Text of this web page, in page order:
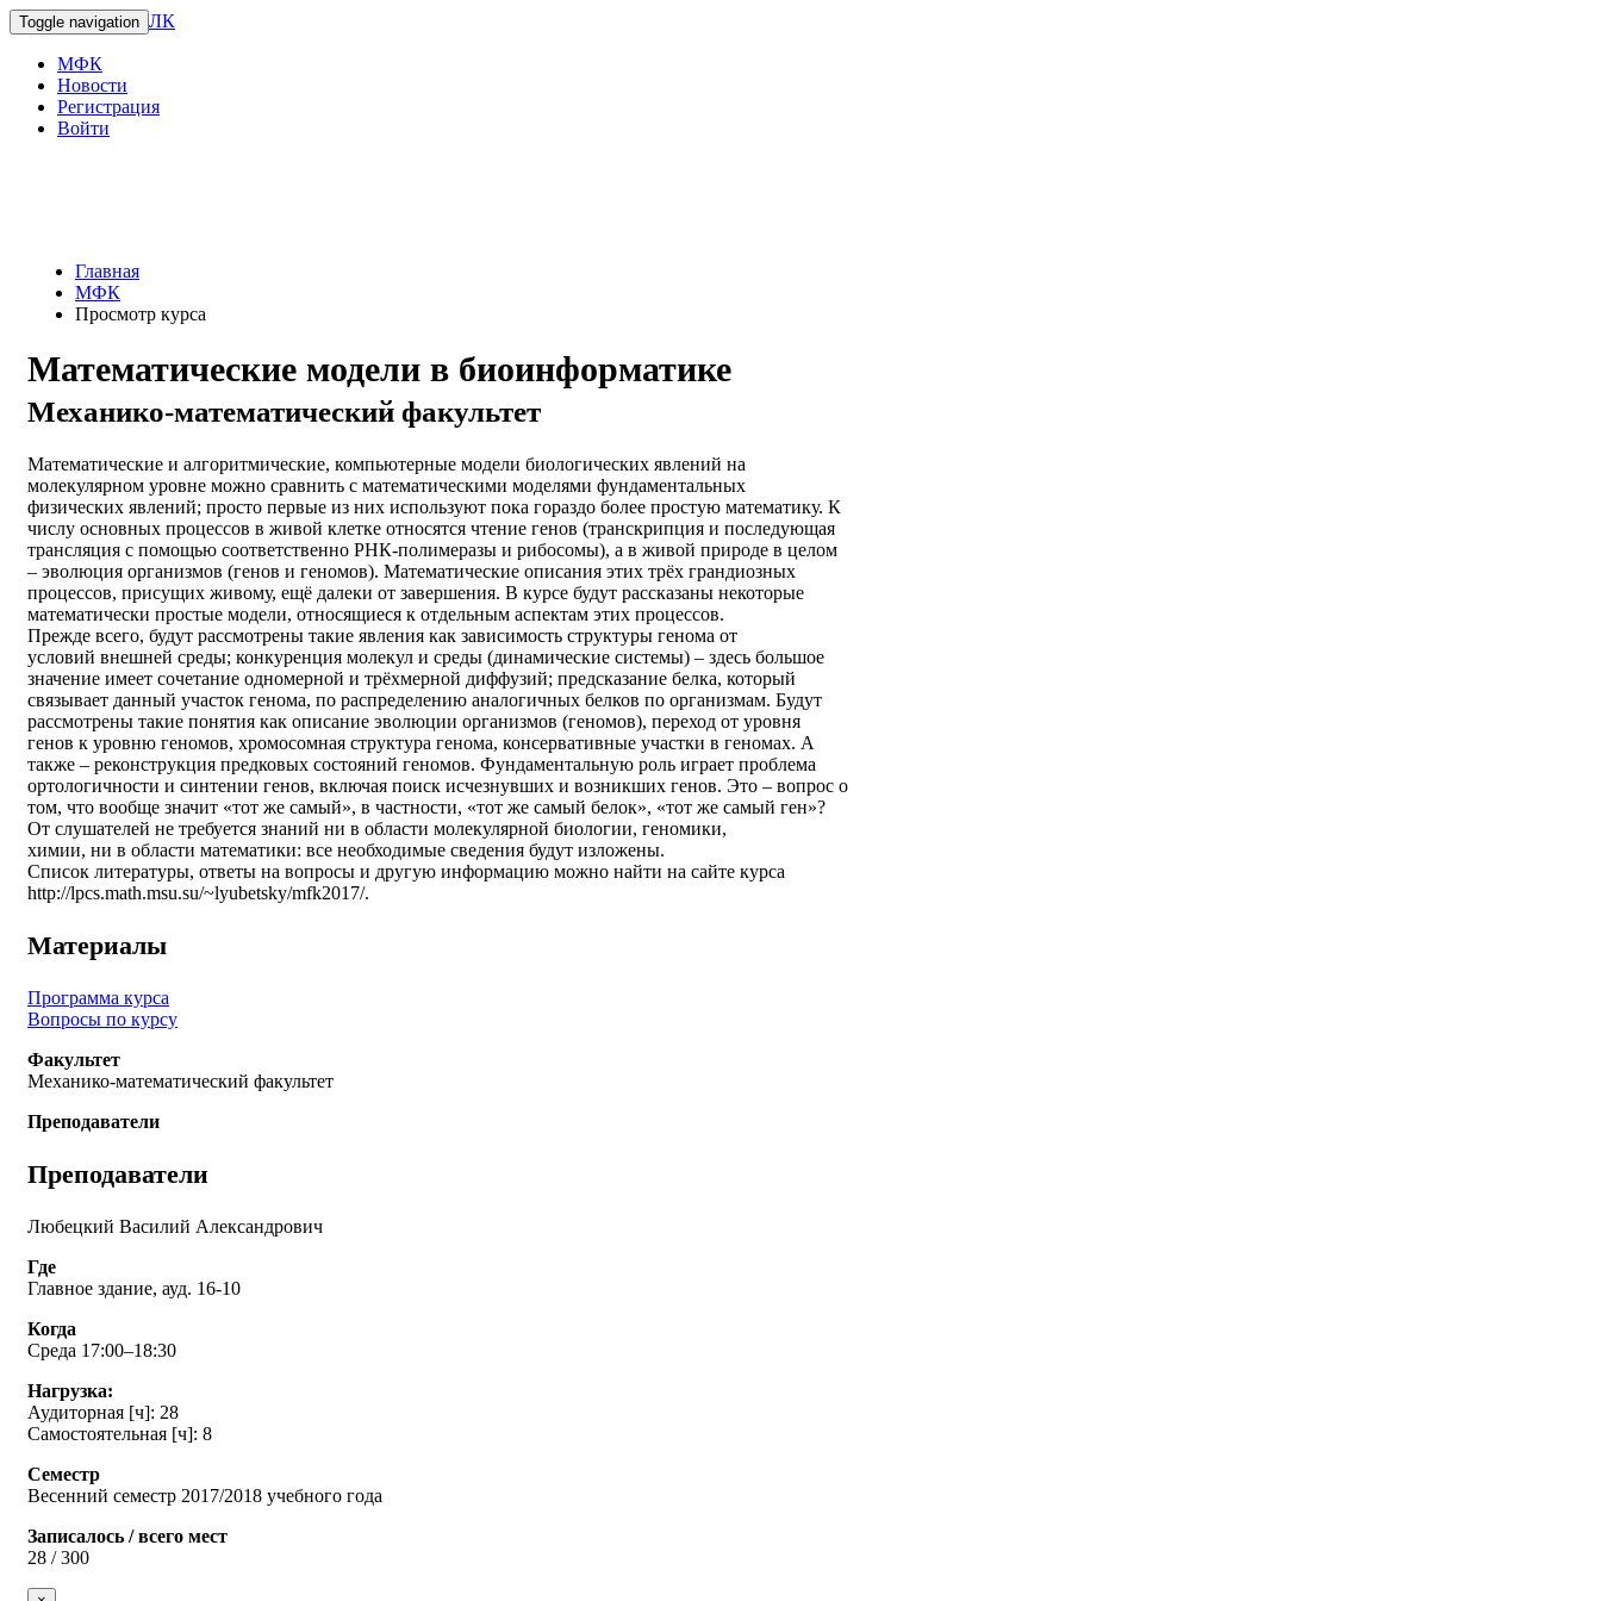
Toggle navigation ЛК
МФК
Новости
Регистрация
Войти
Главная
МФК
Просмотр курса
Математические модели в биоинформатике
Механико-математический факультет
Математические и алгоритмические, компьютерные модели биологических явлений на
молекулярном уровне можно сравнить с математическими моделями фундаментальных
физических явлений; просто первые из них используют пока гораздо более простую математику. К
числу основных процессов в живой клетке относятся чтение генов (транскрипция и последующая
трансляция с помощью соответственно РНК-полимеразы и рибосомы), а в живой природе в целом
– эволюция организмов (генов и геномов). Математические описания этих трёх грандиозных
процессов, присущих живому, ещё далеки от завершения. В курсе будут рассказаны некоторые
математически простые модели, относящиеся к отдельным аспектам этих процессов.
Прежде всего, будут рассмотрены такие явления как зависимость структуры генома от
условий внешней среды; конкуренция молекул и среды (динамические системы) – здесь большое
значение имеет сочетание одномерной и трёхмерной диффузий; предсказание белка, который
связывает данный участок генома, по распределению аналогичных белков по организмам. Будут
рассмотрены такие понятия как описание эволюции организмов (геномов), переход от уровня
генов к уровню геномов, хромосомная структура генома, консервативные участки в геномах. А
также – реконструкция предковых состояний геномов. Фундаментальную роль играет проблема
ортологичности и синтении генов, включая поиск исчезнувших и возникших генов. Это – вопрос о
том, что вообще значит «тот же самый», в частности, «тот же самый белок», «тот же самый ген»?
От слушателей не требуется знаний ни в области молекулярной биологии, геномики,
химии, ни в области математики: все необходимые сведения будут изложены.
Список литературы, ответы на вопросы и другую информацию можно найти на сайте курса
http://lpcs.math.msu.su/~lyubetsky/mfk2017/.
Материалы
Программа курса
Вопросы по курсу
Факультет
Механико-математический факультет
Преподаватели
Преподаватели
Любецкий Василий Александрович
Где
Главное здание, ауд. 16-10
Когда
Среда 17:00–18:30
Нагрузка:
Аудиторная [ч]: 28
Самостоятельная [ч]: 8
Семестр
Весенний семестр 2017/2018 учебного года
Записалось / всего мест
28 / 300